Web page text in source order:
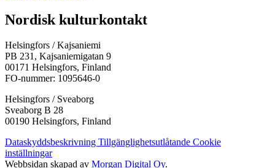
Facebook:
Öppnas
en
ny
flik
Instagram:
Öppnas
en
ny
flik
TikTok:
Öppnas
en
ny
flik
Youtube:
Öppnas
en
ny
flik
Vimeo:
Öppnas
en
ny
flik
Nordisk kulturkontakt
Helsingfors / Kajsaniemi
PB 231, Kajsaniemigatan 9
00171 Helsingfors, Finland
FO-nummer: 1095646-0
Helsingfors / Sveaborg
Sveaborg B 28
00190 Helsingfors, Finland
Dataskyddsbeskrivning Tillgänglighetsutlåtande Cookie
inställningar
Webbsidan skapad av Morgan Digital Oy.